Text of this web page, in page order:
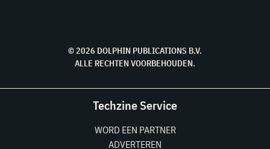
© 2026 DOLPHIN PUBLICATIONS B.V.
ALLE RECHTEN VOORBEHOUDEN.
Techzine Service
WORD EEN PARTNER
ADVERTEREN